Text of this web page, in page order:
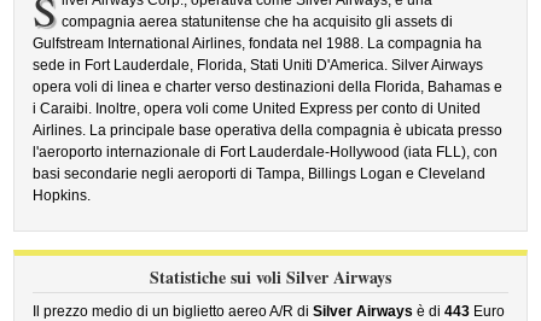
compagnia aerea statunitense che ha acquisito gli assets di
Gulfstream International Airlines, fondata nel 1988. La compagnia ha
sede in Fort Lauderdale, Florida, Stati Uniti D'America. Silver Airways
opera voli di linea e charter verso destinazioni della Florida, Bahamas e
i Caraibi. Inoltre, opera voli come United Express per conto di United
Airlines. La principale base operativa della compagnia è ubicata presso
l'aeroporto internazionale di Fort Lauderdale-Hollywood (iata FLL), con
basi secondarie negli aeroporti di Tampa, Billings Logan e Cleveland
Hopkins.
Statistiche sui voli Silver Airways
Il prezzo medio di un biglietto aereo A/R diSilver Airways è di443 Euro